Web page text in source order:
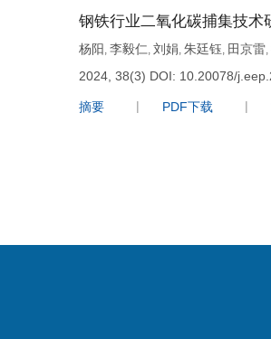
钢铁行业二氧化碳捕集技术
杨阳, 李毅仁, 刘娟, 朱廷钰, 田京雷,
2024, 38(3) DOI: 10.20078/
摘要 PDF下载